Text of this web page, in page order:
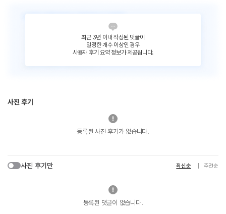
최근 3년 이내 작성된 댓글이
일정한 개수 이상인 경우
사용자 후기 요약 정보가 제공됩니다.
사진 후기
등록된 사진 후기가 없습니다.
사진 후기만 최신순 추천순
등록된 댓글이 없습니다.